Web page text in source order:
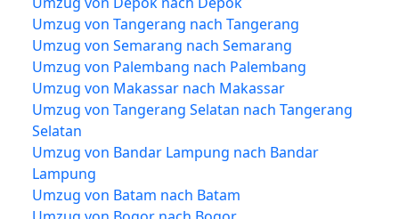
Umzug von Tangerang nach Tangerang
Umzug von Semarang nach Semarang
Umzug von Palembang nach Palembang
Umzug von Makassar nach Makassar
Umzug von Tangerang Selatan nach Tangerang
Selatan
Umzug von Bandar Lampung nach Bandar
Lampung
Umzug von Batam nach Batam